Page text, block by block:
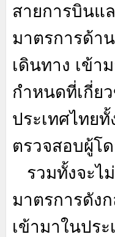
สายการบินแ
มาตรการด้า
เดินทาง เข้า
กำหนดที่เกี่ย
ประเทศไทย
ตรวจสอบผู้โ
รวมทั้งจะไ
มาตรการดัง
เข้ามาในปร